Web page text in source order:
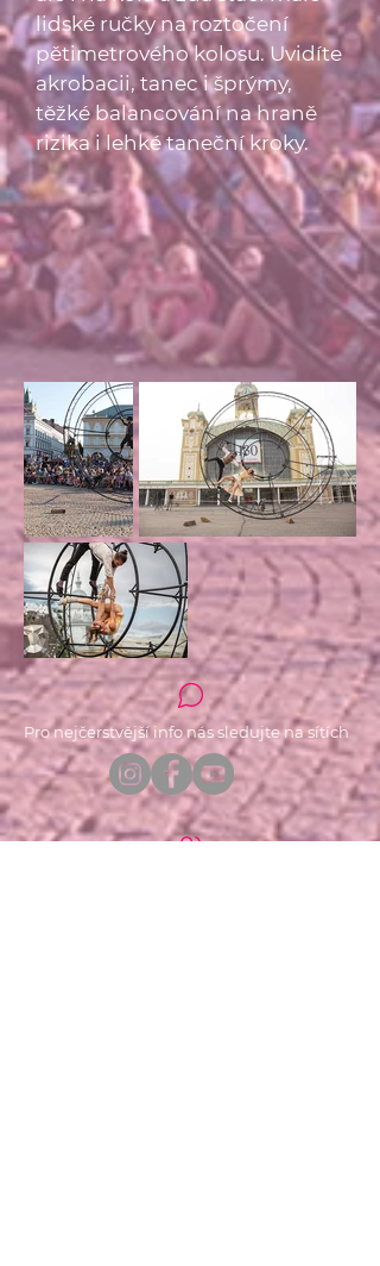
lidské ručky na roztočení
pětimetrového kolosu. Uvidíte
akrobacii, tanec i šprýmy,
těžké balancování na hraně
rizika i lehké taneční kroky.
Pro nejčerstvější info nás sledujte na sítích